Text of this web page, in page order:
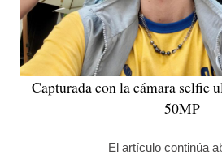
Capturada con la cámara selfie
50MP
El artículo continúa